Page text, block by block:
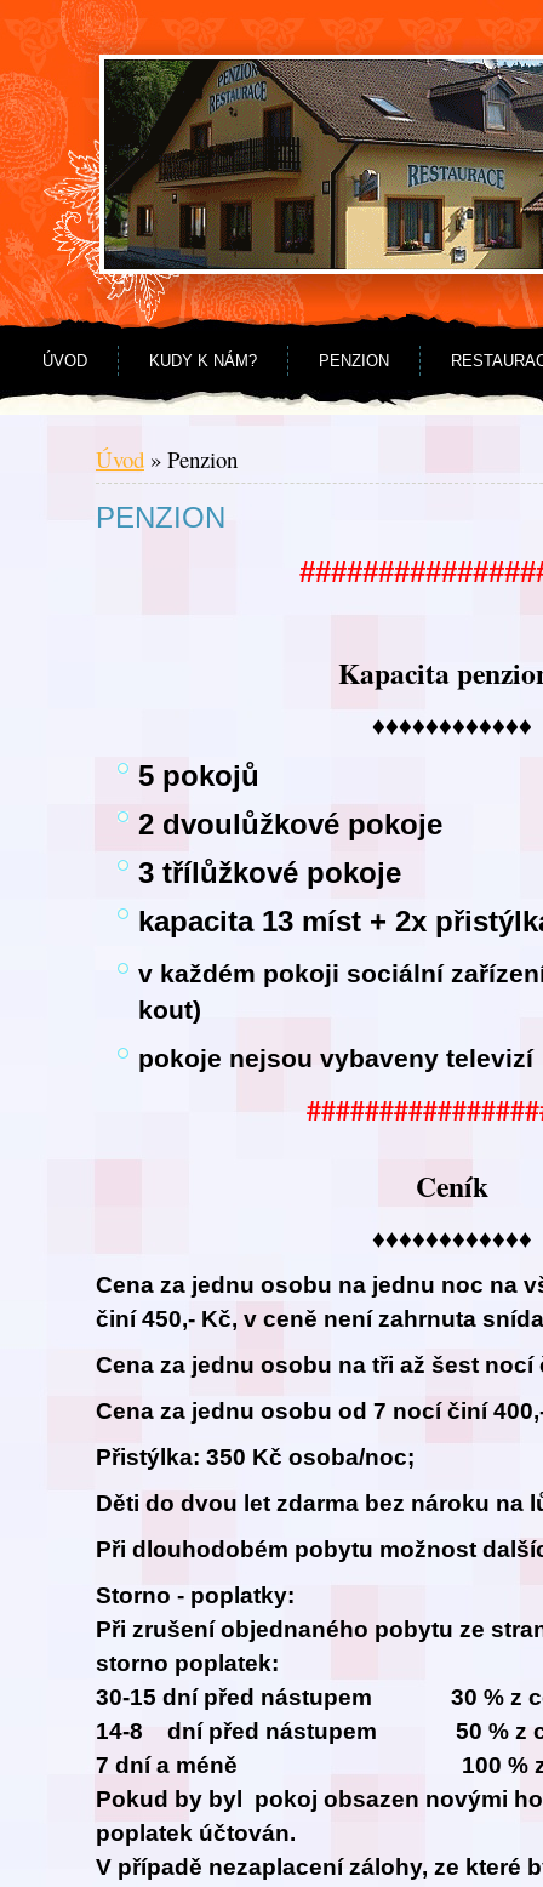
Jdi na obsah
Jdi na menu
ÚVOD KUDY K NÁM? PENZION
Úvod » Penzion
PENZION
Kapacita
♦♦♦♦♦♦♦♦♦♦♦♦
5 pokojů
2 dvoulůžkové pokoje
3 třílůžkové pokoje
kapacita 13 míst + 2x
v každém pokoji sociální
kout)
pokoje nejsou vybaveny televizí
Ceník
♦♦♦♦♦♦♦♦♦♦♦♦
Cena za jednu osobu na jednu noc na
činí 450,- Kč, v ceně není zahrnuta
Cena za jednu osobu na tři až šest nocí
Cena za jednu osobu od 7 nocí činí
Přistýlka: 350 Kč osoba/noc;
Děti do dvou let zdarma bez nároku na
Při dlouhodobém pobytu možnost
Storno - poplatky:
Při zrušení objednaného pobytu ze
storno poplatek:
30-15 dní před nástupem 30 % z
14-8 dní před nástupem 50 % z
7 dní a méně 100 % z
Pokud by byl pokoj obsazen novými
poplatek účtován.
V případě nezaplacení zálohy, ze které